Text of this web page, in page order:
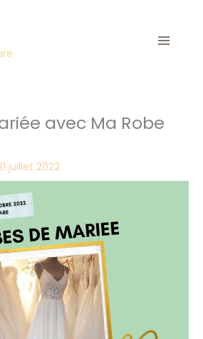
avec Ma Robe
juillet 2022